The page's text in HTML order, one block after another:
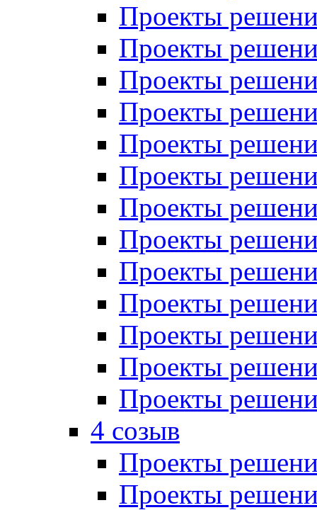
Проекты
Проекты
Проекты
Проекты
Проекты
Проекты
Проекты
Проекты
Проекты
Проекты
Проекты
Проекты
Проекты
4 созыв
Проекты
Проекты